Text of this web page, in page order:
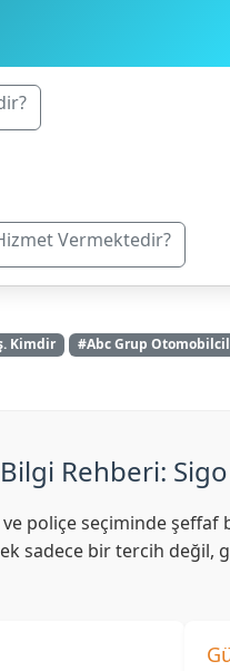
Vermektedir?
Kimdir #Abc Grup
Rehberi:
poliçe seçiminde şeffaf
sadece bir tercih değil,